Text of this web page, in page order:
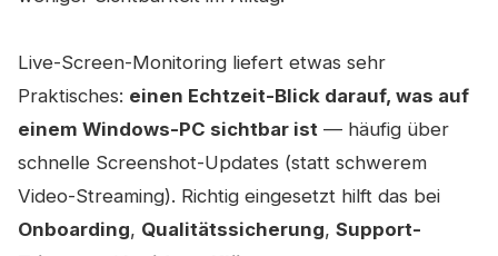
Live-Screen-Monitoring liefert etwas sehr
Praktisches: einen Echtzeit-Blick darauf, was auf
einem Windows-PC sichtbar ist — häufig über
schnelle Screenshot-Updates (statt schwerem
Video-Streaming). Richtig eingesetzt hilft das bei
Onboarding, Qualitätssicherung, Support-